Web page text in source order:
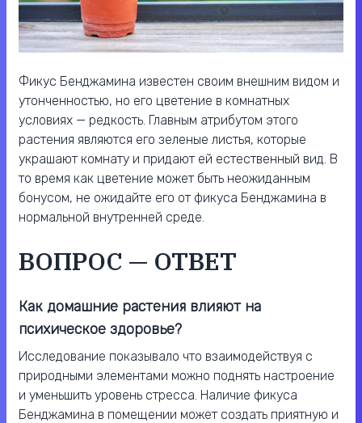
Фикус Бенджамина известен своим внешним видом и
утонченностью, но его цветение в комнатных
условиях — редкость. Главным атрибутом этого
растения являются его зеленые листья, которые
украшают комнату и придают ей естественный вид. В
то время как цветение может быть неожиданным
бонусом, не ожидайте его от фикуса Бенджамина в
нормальной внутренней среде.
ВОПРОС — ОТВЕТ
Как домашние растения влияют на
психическое здоровье?
Исследование показывало что взаимодействуя с
природными элементами можно поднять настроение
и уменьшить уровень стресса. Наличие фикуса
Бенджамина в помещении может создать приятную и